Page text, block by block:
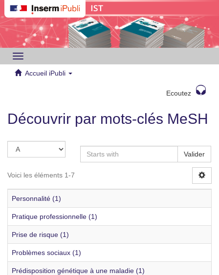
Toggle
navigation
Accueil iPubli
Ecoutez
Découvrir par mots-clés MeSH
Valider
Voici les éléments 1-7
Personnalité (1)
Pratique professionnelle (1)
Prise de risque (1)
Problèmes sociaux (1)
Prédisposition génétique à une maladie (1)